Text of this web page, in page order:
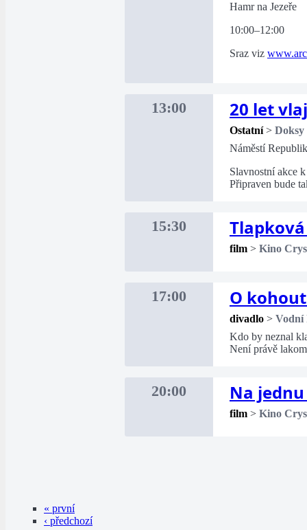
Hamr na Jezeře
10:00–12:00
Sraz viz
13:00 20 let
Ostatní > Doksy
Náměstí
Slavnostní akce
Připraven bude
15:30
film > Kino
17:00 O
divadlo > Vodní
Kdo by neznal
Není právě
20:00 Na
film > Kino
« první
‹ předchozí